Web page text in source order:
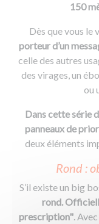
150
Dès que vous le
porteur d’un
celle des autres
des virages, un
ou
Dans cette série
panneaux de
deux éléments
Rond :
S’il existe un big
rond.
prescription".